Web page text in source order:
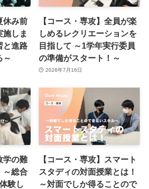
休み前
しま
と進路
～
【コース・専攻】全員が楽
しめるレクリエーションを
目指して ～1学年実行委員
の準備がスタート！～
2026年7月16日
学の難
～総合
験し
【コース・専攻】スマート
スタディの対面授業とは！
～対面でしか得ることので